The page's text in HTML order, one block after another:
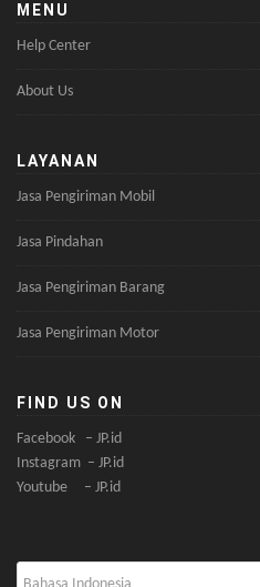
MENU
Help Center
About Us
LAYANAN
Jasa Pengiriman Mobil
Jasa Pindahan
Jasa Pengiriman Barang
Jasa Pengiriman Motor
FIND US ON
Facebook – JP.id
Instagram – JP.id
Youtube – JP.id
Pilih